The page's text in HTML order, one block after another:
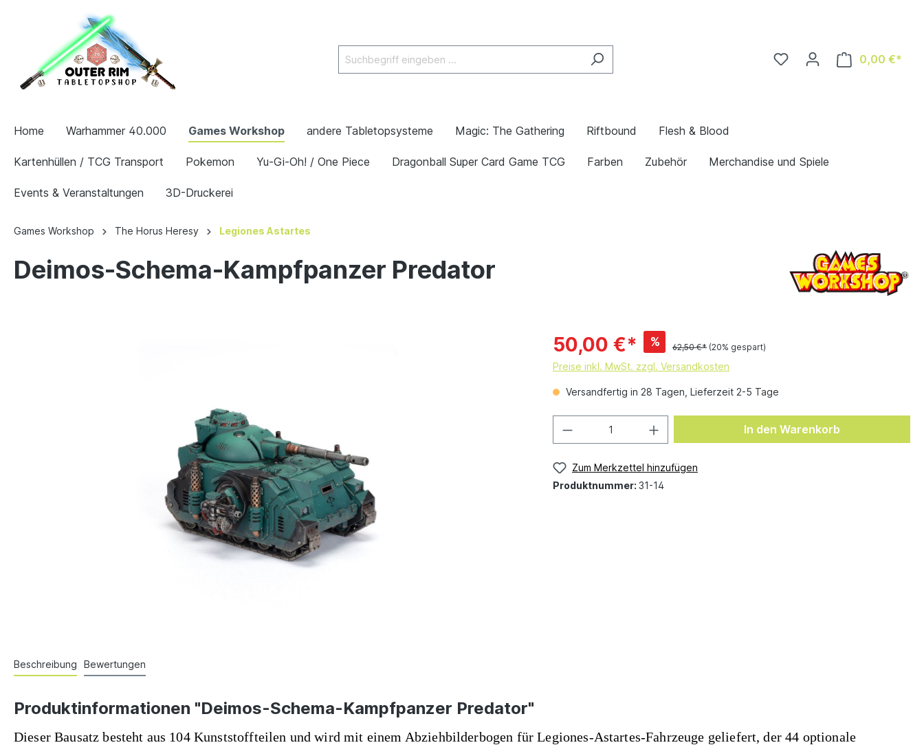
0,00 €*
Home Warhammer 40.000 Games Workshop andere Tabletopsysteme Magic: The Gathering Riftbound Flesh & Blood
Kartenhüllen / TCG Transport Pokemon Yu-Gi-Oh! / One Piece Dragonball Super Card Game TCG Farben Zubehör Merchandise und Spiele
Events & Veranstaltungen 3D-Druckerei
Games Workshop The Horus Heresy Legiones Astartes
Deimos-Schema-Kampfpanzer Predator
50,00 €* % 62,50 €* (20% gespart)
Preise inkl. MwSt. zzgl. Versandkosten
Versandfertig in 28 Tagen, Lieferzeit 2-5 Tage
In den Warenkorb
Zum Merkzettel hinzufügen
Produktnummer: 31-14
Beschreibung Bewertungen
Produktinformationen "Deimos-Schema-Kampfpanzer Predator"
Dieser Bausatz besteht aus 104 Kunststoffteilen und wird mit einem Abziehbilderbogen für Legiones-Astartes-Fahrzeuge geliefert, der 44 optionale